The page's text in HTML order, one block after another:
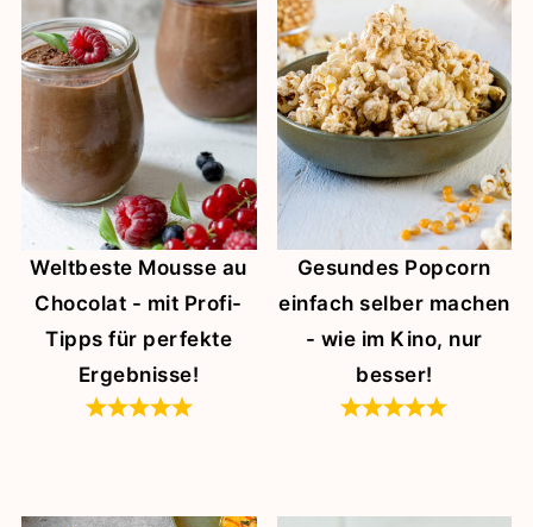
Weltbeste Mousse au
Chocolat - mit Profi-
Tipps für perfekte
Ergebnisse!
Gesundes Popcorn
einfach selber machen
- wie im Kino, nur
besser!